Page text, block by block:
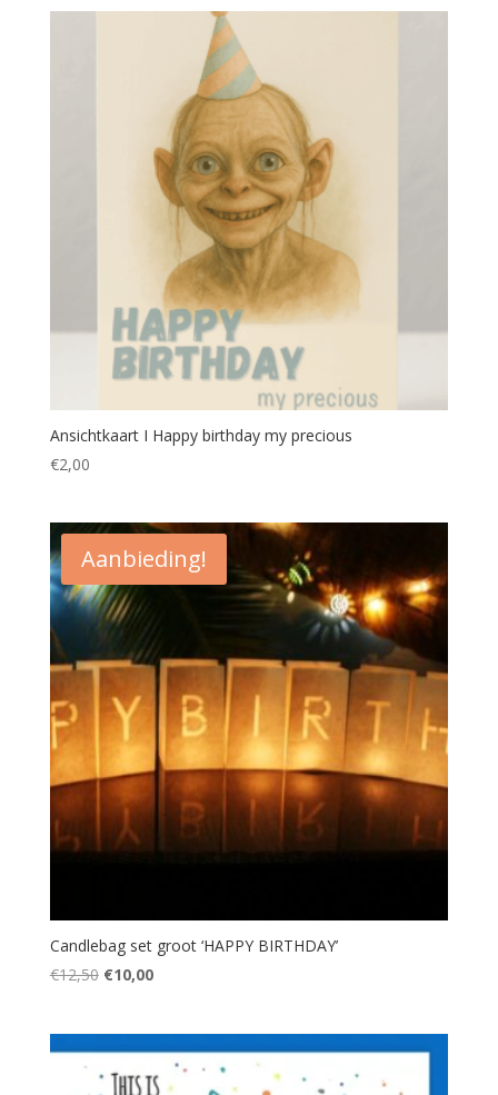
Ansichtkaart I Happy birthday my precious
€2,00
Aanbieding!
Candlebag set groot ‘HAPPY BIRTHDAY’
€12,50 Oorspronkelijke
€12,50.
€10,00Huidige
€10,00.